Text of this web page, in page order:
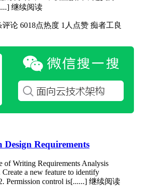
继续阅读
评论 6018点热度 1人点赞 痴者工良
Requirements
of Writing Requirements Analysis
a new feature to identify
Permission control is[......] 继续阅读